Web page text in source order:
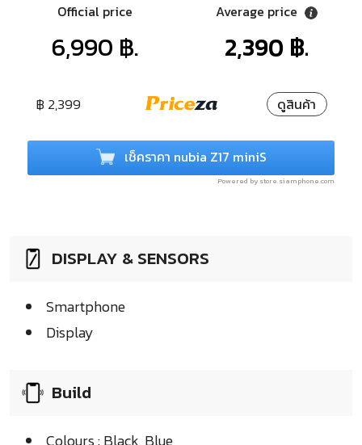
Official price
6,990 ฿.
Average price
2,390 ฿.
฿ 2,399 ดูสินค้า
เช็คราคา nubia Z17 miniS
Powered by store.siamphone.com
DISPLAY & SENSORS
Smartphone
Display
Build